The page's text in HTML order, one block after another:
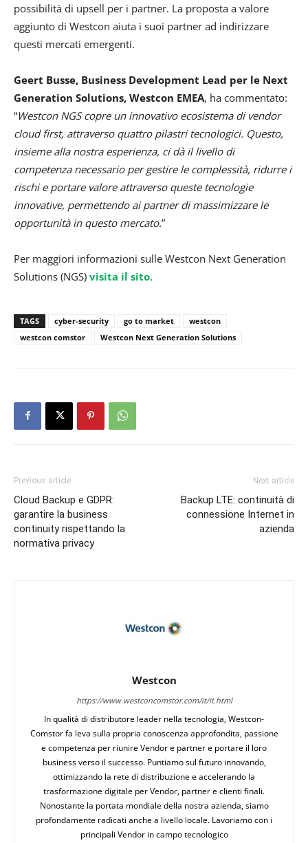
possibilità di upsell per i partner. La proposta a valore
aggiunto di Westcon aiuta i suoi partner ad indirizzare
questi mercati emergenti.
Geert Busse, Business Development Lead per le Next
Generation Solutions, Westcon EMEA, ha commentato:
“Westcon NGS copre un innovativo ecosistema di vendor
cloud first, attraverso quattro pilastri tecnologici. Questo,
insieme alla nostra esperienza, ci dà il livello di
competenza necessario per gestire le complessità, ridurre i
rischi e portare valore attraverso queste tecnologie
innovative, permettendo ai partner di massimizzare le
opportunità in questo mercato.”
Per maggiori informazioni sulle Westcon Next Generation
Solutions (NGS) visita il sito.
TAGS cyber-security go to market
westcon
westcon comstor
Westcon Next Generation Solutions
Previous article
Cloud Backup e GDPR:
garantire la business
continuity rispettando la
normativa privacy
Next article
Backup LTE: continuità di
connessione Internet in
azienda
Westcon
https://www.westconcomstor.com/it/it.html
In qualità di distributore leader nella tecnologia, Westcon-
Comstor fa leva sulla propria conoscenza approfondita, passione
e competenza per riunire Vendor e partner e portare il loro
business verso il successo. Puntiamo sul futuro innovando,
ottimizzando la rete di distribuzione e accelerando la
trasformazione digitale per Vendor, partner e clienti finali.
Nonostante la portata mondiale della nostra azienda, siamo
profondamente radicati anche a livello locale. Lavoriamo con i
principali Vendor in campo tecnologico